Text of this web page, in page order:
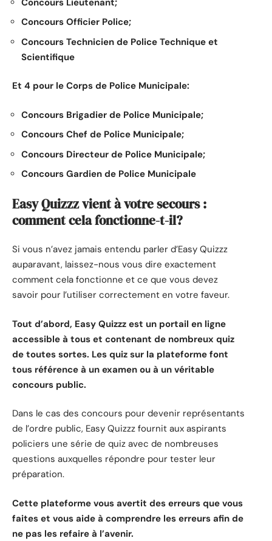
Concours Officier Police;
Concours Technicien de Police Technique et
Scientifique
Et 4 pour le Corps de Police Municipale:
Concours Brigadier de Police Municipale;
Concours Chef de Police Municipale;
Concours Directeur de Police Municipale;
Concours Gardien de Police Municipale
Easy Quizzz vient à votre secours :
comment cela fonctionne-t-il?
Si vous n’avez jamais entendu parler d’Easy Quizzz
auparavant, laissez-nous vous dire exactement
comment cela fonctionne et ce que vous devez
savoir pour l’utiliser correctement en votre faveur.
Tout d’abord, Easy Quizzz est un portail en ligne
accessible à tous et contenant de nombreux quiz
de toutes sortes. Les quiz sur la plateforme font
tous référence à un examen ou à un véritable
concours public.
Dans le cas des concours pour devenir représentants
de l’ordre public, Easy Quizzz fournit aux aspirants
policiers une série de quiz avec de nombreuses
questions auxquelles répondre pour tester leur
préparation.
Cette plateforme vous avertit des erreurs que vous
faites et vous aide à comprendre les erreurs afin de
ne pas les refaire à l’avenir.